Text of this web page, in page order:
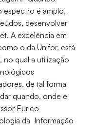
espectro é amplo,
desenvolver
A excelência em
o da Unifor, está
qual a utilização
de tal forma
quando, onde e
Eurico
da Informação